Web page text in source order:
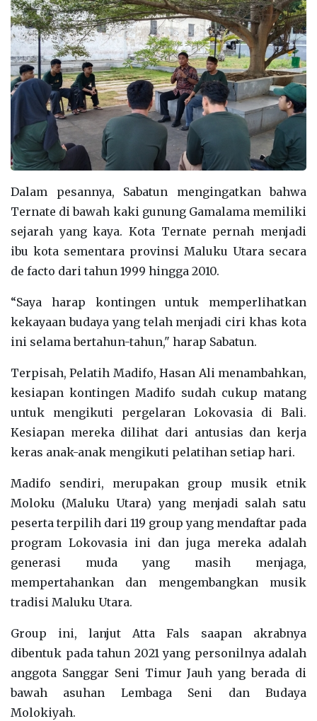
Dalam pesannya, Sabatun mengingatkan bahwa
Ternate di bawah kaki gunung Gamalama memiliki
sejarah yang kaya. Kota Ternate pernah menjadi
ibu kota sementara provinsi Maluku Utara secara
de facto dari tahun 1999 hingga 2010.
“Saya harap kontingen untuk memperlihatkan
kekayaan budaya yang telah menjadi ciri khas kota
ini selama bertahun-tahun," harap Sabatun.
Terpisah, Pelatih Madifo, Hasan Ali menambahkan,
kesiapan kontingen Madifo sudah cukup matang
untuk mengikuti pergelaran Lokovasia di Bali.
Kesiapan mereka dilihat dari antusias dan kerja
keras anak-anak mengikuti pelatihan setiap hari.
Madifo sendiri, merupakan group musik etnik
Moloku (Maluku Utara) yang menjadi salah satu
peserta terpilih dari 119 group yang mendaftar pada
program Lokovasia ini dan juga mereka adalah
generasi muda yang masih menjaga,
mempertahankan dan mengembangkan musik
tradisi Maluku Utara.
Group ini, lanjut Atta Fals saapan akrabnya
dibentuk pada tahun 2021 yang personilnya adalah
anggota Sanggar Seni Timur Jauh yang berada di
bawah asuhan Lembaga Seni dan Budaya
Molokiyah.